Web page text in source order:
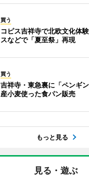
買う
コピス吉祥寺で北欧文化体
スなどで「夏至祭」再現
買う
吉祥寺・東急裏に「ペンギ
産小麦使った食パン販売
もっと見る
見る・遊ぶ